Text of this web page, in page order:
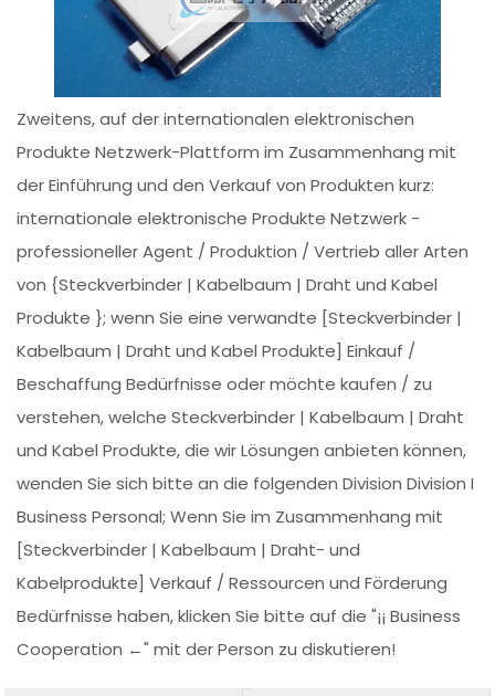
Zweitens, auf der internationalen elektronischen
Produkte Netzwerk-Plattform im Zusammenhang mit
der Einführung und den Verkauf von Produkten kurz:
internationale elektronische Produkte Netzwerk -
professioneller Agent / Produktion / Vertrieb aller Arten
von {Steckverbinder | Kabelbaum | Draht und Kabel
Produkte }; wenn Sie eine verwandte [Steckverbinder |
Kabelbaum | Draht und Kabel Produkte] Einkauf /
Beschaffung Bedürfnisse oder möchte kaufen / zu
verstehen, welche Steckverbinder | Kabelbaum | Draht
und Kabel Produkte, die wir Lösungen anbieten können,
wenden Sie sich bitte an die folgenden Division Division I
Business Personal; Wenn Sie im Zusammenhang mit
[Steckverbinder | Kabelbaum | Draht- und
Kabelprodukte] Verkauf / Ressourcen und Förderung
Bedürfnisse haben, klicken Sie bitte auf die "¡¡ Business
Cooperation ←" mit der Person zu diskutieren!